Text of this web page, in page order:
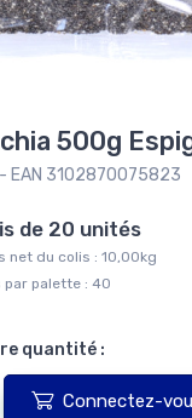
500g
EAN 3102870075823
de 20 unités
net du colis : 10,00kg
par palette : 40
quantité :
Connectez-